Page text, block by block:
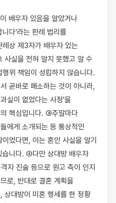
배우자 있음을 알았거나
다'라는 판례 법리를
상 제3자가 배우자 있는
사실을 전혀 알지 못했고 알 수
위 책임이 성립하지 않습니다.
곧바로 패소하는 것이 아니라,
실이 없었다는 사정'을
핵심입니다. ③주말마다
에게 소개되는 등 통상적인
었다면, 이는 혼인 사실을 알기
습니다. ④다만 상대방 배우자
자 진술 등으로 원고 측이 인지
로, 반대로 결혼 계획을
상대방이 미혼 행세를 한 정황